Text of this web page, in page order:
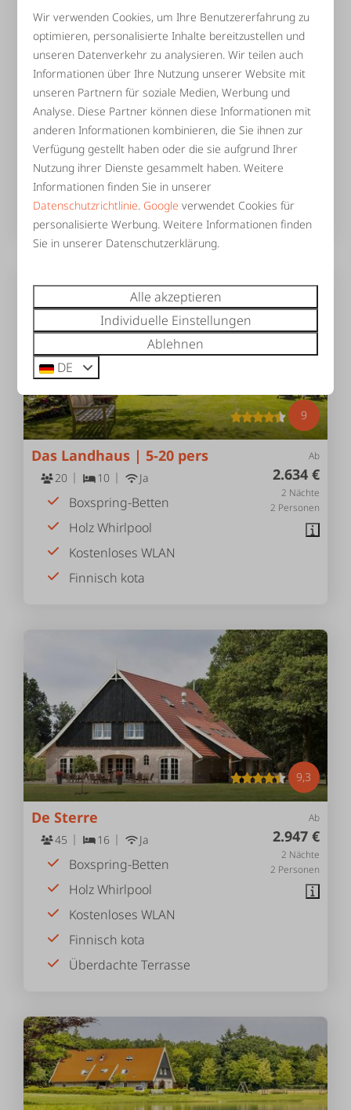
9,1
2.359 €
2 Nächte
De Vuursteen | 10 - 43 pers.
40 14 Ja
Boxspring-Betten
Holz Whirlpool
Kostenloses WLAN
Finnisch kota
Überdachte Terrasse
9
Ab
2.634 €
2 Nächte
2 Personen
Das Landhaus | 5-20 pers
20 10 Ja
Boxspring-Betten
Holz Whirlpool
Kostenloses WLAN
Finnisch kota
9,3
Ab
2.947 €
2 Nächte
2 Personen
De Sterre
45 16 Ja
Boxspring-Betten
Holz Whirlpool
Kostenloses WLAN
Finnisch kota
Überdachte Terrasse
Wir verwenden Cookies, um Ihre Benutzererfahrung zu
optimieren, personalisierte Inhalte bereitzustellen und
unseren Datenverkehr zu analysieren. Wir teilen auch
Informationen über Ihre Nutzung unserer Website mit
unseren Partnern für soziale Medien, Werbung und
Analyse. Diese Partner können diese Informationen mit
anderen Informationen kombinieren, die Sie ihnen zur
Verfügung gestellt haben oder die sie aufgrund Ihrer
Nutzung ihrer Dienste gesammelt haben. Weitere
Informationen finden Sie in unserer
Datenschutzrichtlinie. Google verwendet Cookies für
personalisierte Werbung. Weitere Informationen finden
Sie in unserer Datenschutzerklärung.
Alle akzeptieren
Individuelle Einstellungen
Ablehnen
DE